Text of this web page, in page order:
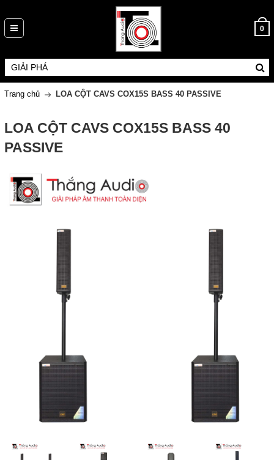
0
Trang chủ LOA CỘT CAVS COX15S BASS 40 PASSIVE
LOA CỘT CAVS COX15S BASS 40
PASSIVE